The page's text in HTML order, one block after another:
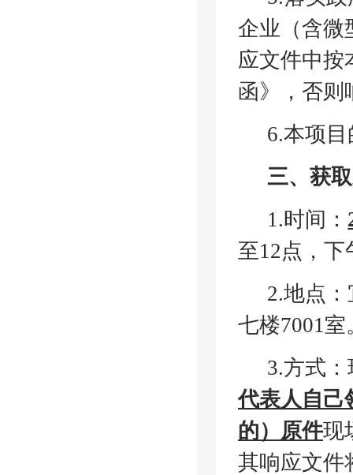
企业（含微
应文件中按
函》，否则
6.本项
三、获
1.时间：
至12点，
2.地点
七楼7001室
3.方式
代表人自己
的）原件现
其响应文件